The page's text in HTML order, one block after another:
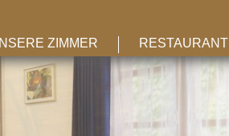
RESTAURANT
ZIMMER